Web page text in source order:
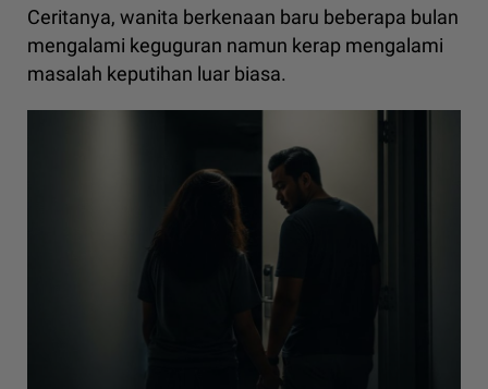
Ceritanya, wanita berkenaan baru beberapa bulan
mengalami keguguran namun kerap mengalami
masalah keputihan luar biasa.